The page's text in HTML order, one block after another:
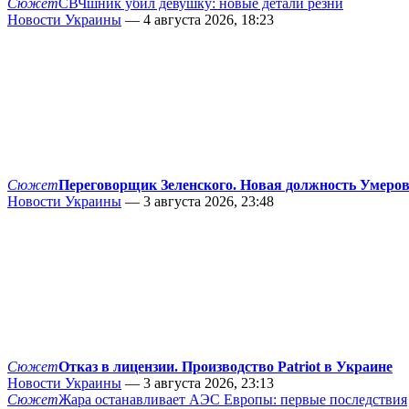
СюжетСВЧшник убил девушку: новые детали резни
Новости Украины — 4 августа 2026, 18:23
СюжетПереговорщик Зеленского. Новая должность
Новости Украины — 3 августа 2026, 23:48
СюжетОтказ в лицензии. Производство Patriot в Украине
Новости Украины — 3 августа 2026, 23:13
СюжетЖара останавливает АЭС Европы: первые последствия